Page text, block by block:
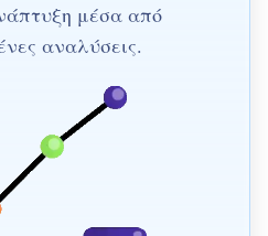
μέσα από
αναλύσεις.